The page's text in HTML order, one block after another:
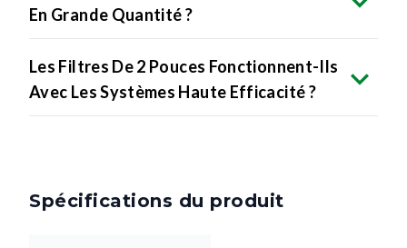
En Grande Quantité ?
Les Filtres De 2 Pouces Fonctionnent-Ils
Avec Les Systèmes Haute Efficacité ?
Spécifications du produit